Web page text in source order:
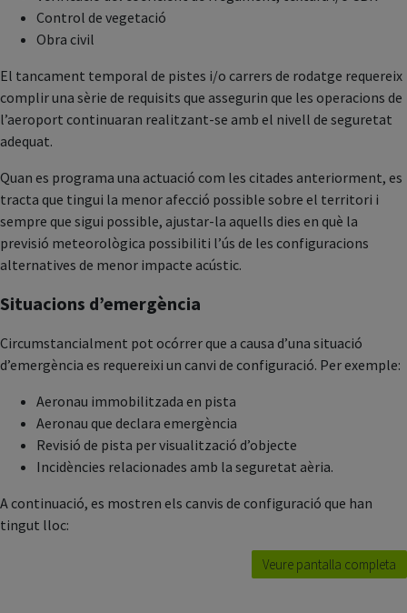
Control de vegetació
Obra civil
El tancament temporal de pistes i/o carrers de rodatge requereix
complir una sèrie de requisits que assegurin que les operacions de
l’aeroport continuaran realitzant-se amb el nivell de seguretat
adequat.
Quan es programa una actuació com les citades anteriorment, es
tracta que tingui la menor afecció possible sobre el territori i
sempre que sigui possible, ajustar-la aquells dies en què la
previsió meteorològica possibiliti l’ús de les configuracions
alternatives de menor impacte acústic.
Situacions d’emergència
Circumstancialment pot ocórrer que a causa d’una situació
d’emergència es requereixi un canvi de configuració. Per exemple:
Aeronau immobilitzada en pista
Aeronau que declara emergència
Revisió de pista per visualització d’objecte
Incidències relacionades amb la seguretat aèria.
A continuació, es mostren els canvis de configuració que han
tingut lloc:
Veure pantalla completa